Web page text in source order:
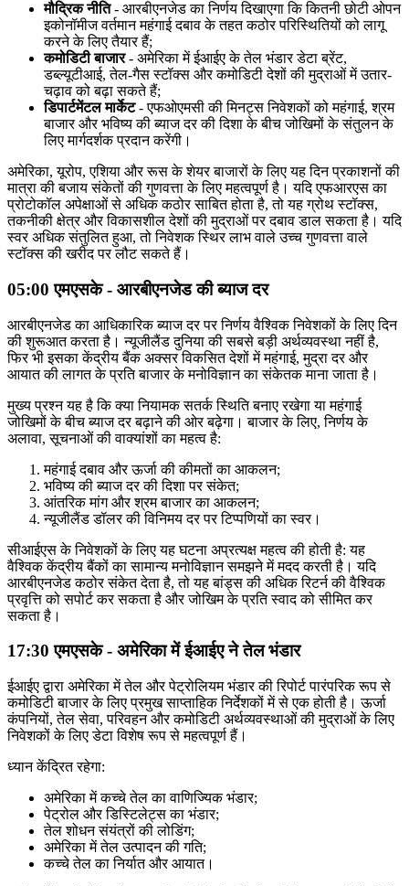
मौद्रिक नीति- आरबीएनजेड का निर्णय दिखाएगा कि कितनी छोटी ओपन
इकोनॉमीज वर्तमान महंगाई दबाव के तहत कठोर परिस्थितियों को लागू
करने के लिए तैयार हैं;
कमोडिटी बाजार- अमेरिका में ईआईए के तेल भंडार डेटा ब्रेंट,
डब्ल्यूटीआई, तेल-गैस स्टॉक्स और कमोडिटी देशों की मुद्राओं में उतार-
चढ़ाव को बढ़ा सकते हैं;
डिपार्टमेंटल मार्केट- एफओएमसी की मिनट्स निवेशकों को महंगाई, श्रम
बाजार और भविष्य की ब्याज दर की दिशा के बीच जोखिमों के संतुलन के
लिए मार्गदर्शक प्रदान करेंगी।
अमेरिका, यूरोप, एशिया और रूस के शेयर बाजारों के लिए यह दिन प्रकाशनों की
मात्रा की बजाय संकेतों की गुणवत्ता के लिए महत्वपूर्ण है। यदि एफआरएस का
प्रोटोकॉल अपेक्षाओं से अधिक कठोर साबित होता है, तो यह ग्रोथ स्टॉक्स,
तकनीकी क्षेत्र और विकासशील देशों की मुद्राओं पर दबाव डाल सकता है। यदि
स्वर अधिक संतुलित हुआ, तो निवेशक स्थिर लाभ वाले उच्च गुणवत्ता वाले
स्टॉक्स की खरीद पर लौट सकते हैं।
05:00 एमएसके - आरबीएनजेड की ब्याज दर
आरबीएनजेड का आधिकारिक ब्याज दर पर निर्णय वैश्विक निवेशकों के लिए दिन
की शुरूआत करता है। न्यूजीलैंड दुनिया की सबसे बड़ी अर्थव्यवस्था नहीं है,
फिर भी इसका केंद्रीय बैंक अक्सर विकसित देशों में महंगाई, मुद्रा दर और
आयात की लागत के प्रति बाजार के मनोविज्ञान का संकेतक माना जाता है।
मुख्य प्रश्न यह है कि क्या नियामक सतर्क स्थिति बनाए रखेगा या महंगाई
जोखिमों के बीच ब्याज दर बढ़ाने की ओर बढ़ेगा। बाजार के लिए, निर्णय के
अलावा, सूचनाओं की वाक्यांशों का महत्व है:
महंगाई दबाव और ऊर्जा की कीमतों का आकलन;
भविष्य की ब्याज दर की दिशा पर संकेत;
आंतरिक मांग और श्रम बाजार का आकलन;
न्यूजीलैंड डॉलर की विनिमय दर पर टिप्पणियों का स्वर।
सीआईएस के निवेशकों के लिए यह घटना अप्रत्यक्ष महत्व की होती है: यह
वैश्विक केंद्रीय बैंकों का सामान्य मनोविज्ञान समझने में मदद करती है। यदि
आरबीएनजेड कठोर संकेत देता है, तो यह बांड्स की अधिक रिटर्न की वैश्विक
प्रवृत्ति को सपोर्ट कर सकता है और जोखिम के प्रति स्वाद को सीमित कर
सकता है।
17:30 एमएसके - अमेरिका में ईआईए ने तेल भंडार
ईआईए द्वारा अमेरिका में तेल और पेट्रोलियम भंडार की रिपोर्ट पारंपरिक रूप से
कमोडिटी बाजार के लिए प्रमुख साप्ताहिक निर्देशकों में से एक होती है। ऊर्जा
कंपनियों, तेल सेवा, परिवहन और कमोडिटी अर्थव्यवस्थाओं की मुद्राओं के लिए
निवेशकों के लिए डेटा विशेष रूप से महत्वपूर्ण हैं।
ध्यान केंद्रित रहेगा:
अमेरिका में कच्चे तेल का वाणिज्यिक भंडार;
पेट्रोल और डिस्टिलेट्स का भंडार;
तेल शोधन संयंत्रों की लोडिंग;
अमेरिका में तेल उत्पादन की गति;
कच्चे तेल का निर्यात और आयात।